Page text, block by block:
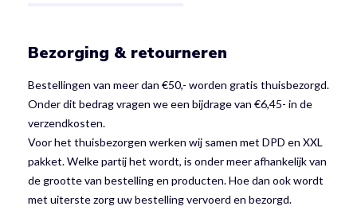
Bezorging & retourneren
Bestellingen van meer dan €50,- worden gratis thuisbezorgd.
Onder dit bedrag vragen we een bijdrage van €6,45- in de
verzendkosten.
Voor het thuisbezorgen werken wij samen met DPD en XXL
pakket. Welke partij het wordt, is onder meer afhankelijk van
de grootte van bestelling en producten. Hoe dan ook wordt
met uiterste zorg uw bestelling vervoerd en bezorgd.